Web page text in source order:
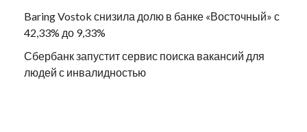
Baring Vostok снизила долю в банке «Восточный» с
42,33% до 9,33%
Сбербанк запустит сервис поиска вакансий для
людей с инвалидностью